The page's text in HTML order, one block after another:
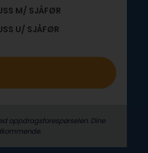
M/ SJÅFØR
U/ SJÅFØR
oppdrags­forespørselen. Dine